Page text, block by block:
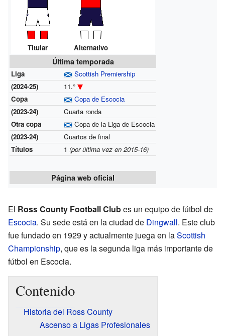
Titular Alternativo
Última temporada
Liga
Scottish Premiership
(2024-25)
11.°
Copa
Copa de Escocia
(2023-24)
Cuarta ronda
Otra copa
Copa de la Liga de Escocia
(2023-24)
Cuartos de final
Títulos
1 (por última vez en 2015-16)
Página web oficial
El Ross County Football Clubes un equipo de fútbol de
Escocia. Su sede está en la ciudad de Dingwall. Este club
fue fundado en 1929 y actualmente juega en laScottish
Championship, que es la segunda liga más importante de
fútbol en Escocia.
Contenido
Historia del Ross County
Ascenso a Ligas Profesionales